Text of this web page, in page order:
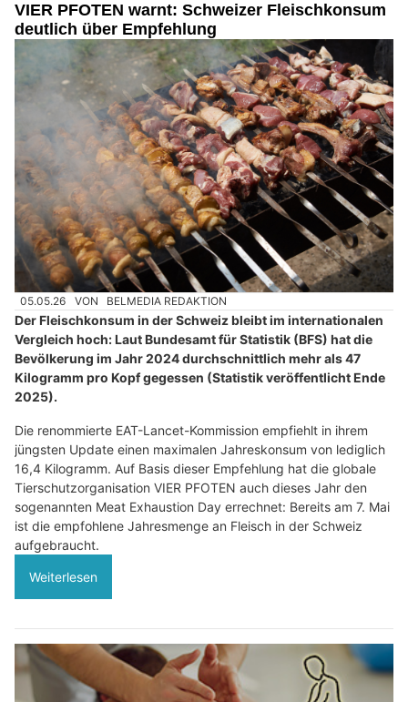
VIER PFOTEN warnt: Schweizer Fleischkonsum
deutlich über Empfehlung
05.05.26 VON BELMEDIA REDAKTION
Der Fleischkonsum in der Schweiz bleibt im internationalen
Vergleich hoch: Laut Bundesamt für Statistik (BFS) hat die
Bevölkerung im Jahr 2024 durchschnittlich mehr als 47
Kilogramm pro Kopf gegessen (Statistik veröffentlicht Ende
2025).
Die renommierte EAT-Lancet-Kommission empfiehlt in ihrem
jüngsten Update einen maximalen Jahreskonsum von lediglich
16,4 Kilogramm. Auf Basis dieser Empfehlung hat die globale
Tierschutzorganisation VIER PFOTEN auch dieses Jahr den
sogenannten Meat Exhaustion Day errechnet: Bereits am 7. Mai
ist die empfohlene Jahresmenge an Fleisch in der Schweiz
aufgebraucht.
Weiterlesen